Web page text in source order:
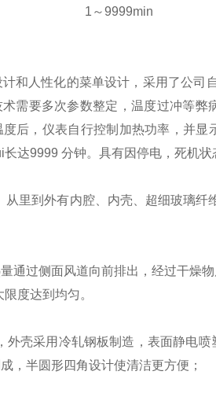
1～9999min
和人性化的菜单设计，采用了公
术需要多次参数整定，温度过冲等弊
后，仪表自行控制加热功率，并
长达9999 分钟。具有因停电，死机状
里到外有内腔、内壳、超细玻璃
通过侧面风道向前排出，经过干燥
度达到均匀。
壳采用冷轧钢板制造，表面静电
，半圆形四角设计使清洁更方便；